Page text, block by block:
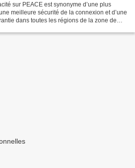
sur PEACE est synonyme d’une plus
meilleure sécurité de la connexion et d’une
dans toutes les régions de la zone de